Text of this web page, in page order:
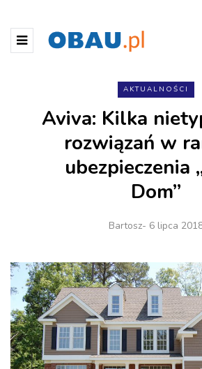
AKTUALNOŚCI
Aviva: Kilka
rozwiązań w
ubezpieczenia
Dom”
Bartosz- 6 lipca